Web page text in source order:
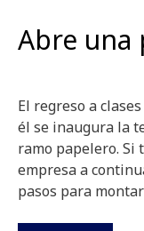
Abre una
El regreso a
él se inaugura la
ramo papelero. Si
empresa a
pasos para